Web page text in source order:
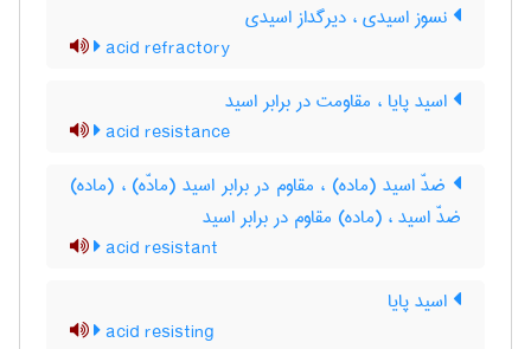
نسوز اسیدی ، دیرگداز اسیدی
acid refractory
اسید پایا ، مقاومت در برابر اسید
acid resistance
ضدّ اسید (ماده) ، مقاوم در برابر اسید (مادّه) ، (ماده)
ضدّ اسید ، (ماده) مقاوم در برابر اسید
acid resistant
اسید پایا
acid resisting